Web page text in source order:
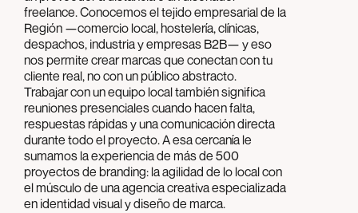
freelance. Conocemos el tejido empresarial de la
Región —comercio local, hostelería, clínicas,
despachos, industria y empresas B2B— y eso
nos permite crear marcas que conectan con tu
cliente real, no con un público abstracto.
Trabajar con un equipo local también significa
reuniones presenciales cuando hacen falta,
respuestas rápidas y una comunicación directa
durante todo el proyecto. A esa cercanía le
sumamos la experiencia de más de 500
proyectos de branding: la agilidad de lo local con
el músculo de una agencia creativa especializada
en identidad visual y diseño de marca.